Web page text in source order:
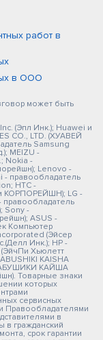
работ в
в ООО
может быть
(Эпл Инк.); Huawei и
CO., LTD. (ХУАВЕЙ
Samsung
MEIZU -
Nokia -
Lenovo -
- правообладатель
HTC -
КОРПОРЕЙШН); LG -
правообладатель
Sony -
ASUS -
Компьютер
(Эйсер
Инк.); HP -
(ЭйчПи Хьюлетт
KAISHA
КАЙША
Товарные знаки
которых
сервисных
Правообладателями
в
в гражданский
срок гарантии